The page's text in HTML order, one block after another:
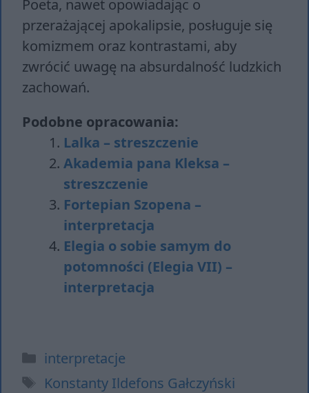
Poeta, nawet opowiadając o
przerażającej apokalipsie, posługuje się
komizmem oraz kontrastami, aby
zwrócić uwagę na absurdalność ludzkich
zachowań.
Podobne opracowania:
Lalka – streszczenie
Akademia pana Kleksa –
streszczenie
Fortepian Szopena –
interpretacja
Elegia o sobie samym do
potomności (Elegia VII) –
interpretacja
Kategorie
interpretacje
Tagi
Konstanty Ildefons Gałczyński